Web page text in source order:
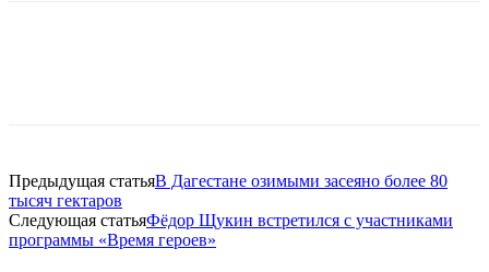
Предыдущая статьяВ Дагестане озимыми засеяно более 80
тысяч гектаров
Следующая статьяФёдор Щукин встретился с участниками
программы «Время героев»